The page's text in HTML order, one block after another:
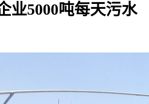
业5000吨每天污水